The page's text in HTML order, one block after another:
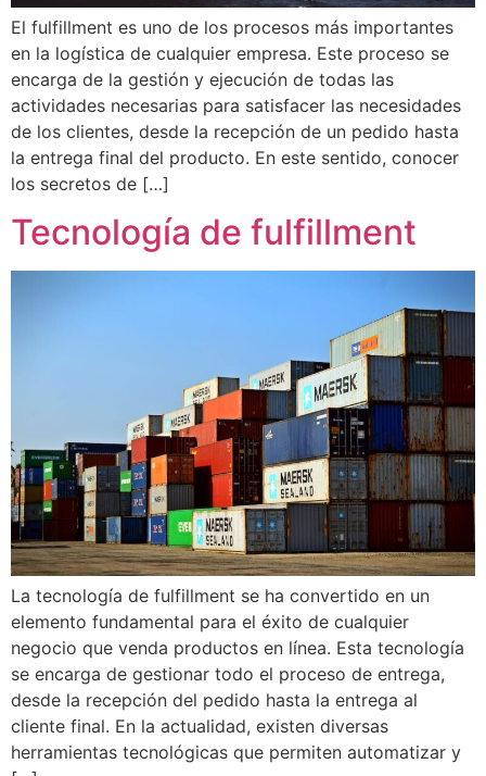
El fulfillment es uno de los procesos más importantes
en la logística de cualquier empresa. Este proceso se
encarga de la gestión y ejecución de todas las
actividades necesarias para satisfacer las necesidades
de los clientes, desde la recepción de un pedido hasta
la entrega final del producto. En este sentido, conocer
los secretos de […]
Tecnología de fulfillment
La tecnología de fulfillment se ha convertido en un
elemento fundamental para el éxito de cualquier
negocio que venda productos en línea. Esta tecnología
se encarga de gestionar todo el proceso de entrega,
desde la recepción del pedido hasta la entrega al
cliente final. En la actualidad, existen diversas
herramientas tecnológicas que permiten automatizar y